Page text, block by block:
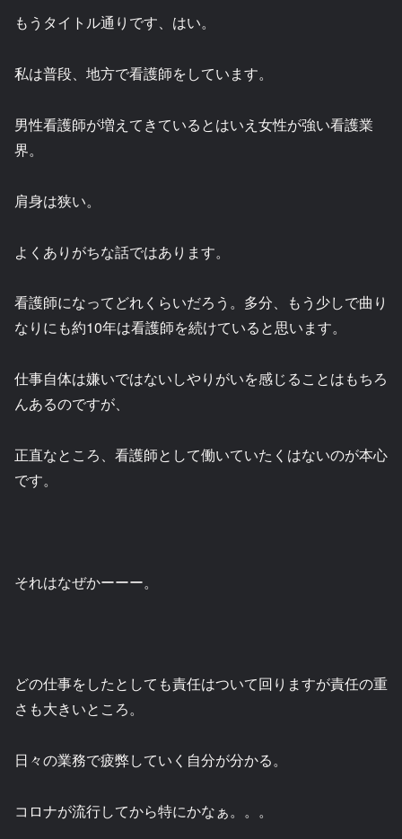
もうタイトル通りです、はい。
私は普段、地方で看護師をしています。
男性看護師が増えてきているとはいえ女性が強い看護業
界。
肩身は狭い。
よくありがちな話ではあります。
看護師になってどれくらいだろう。多分、もう少しで曲り
なりにも約10年は看護師を続けていると思います。
仕事自体は嫌いではないしやりがいを感じることはもちろ
んあるのですが、
正直なところ、看護師として働いていたくはないのが本心
です。
それはなぜかーーー。
どの仕事をしたとしても責任はついて回りますが責任の重
さも大きいところ。
日々の業務で疲弊していく自分が分かる。
コロナが流行してから特にかなぁ。。。